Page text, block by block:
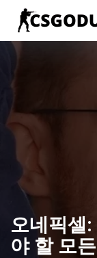
오네픽셀
야 할 모